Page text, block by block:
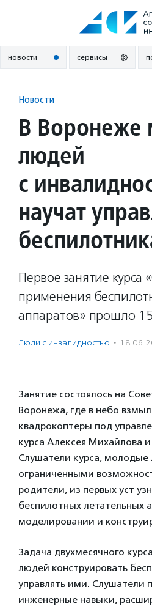
новости сервисы
Новости
В Воронеже
людей
с
научат
Первое занятие курса
применения
аппаратов» прошло
Люди с инвалидностью ·
Занятие состоялось на
Воронежа, где в небо
квадрокоптеры под
курса Алексея Михайлова
Слушатели курса, молодые
ограниченными
родители, из первых уст
беспилотных летательных
моделировании и
Задача двухмесячного
людей конструировать
управлять ими. Слушатели
инженерные навыки,